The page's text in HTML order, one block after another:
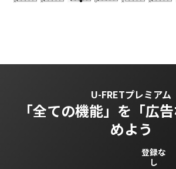
U-FRETプレミアム
「全ての機能」を 「広
めよう
登録な
し